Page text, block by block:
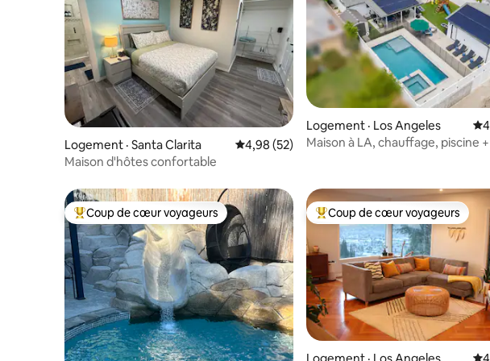
Logement · Santa Clarita Note moyenne de 4,98 sur 5, 52
4,98 (52)
Maison d'hôtes confortable
Logement · Los Angeles
Maison à LA, chauffage, piscine +
Coup de cœur voyageurs parmi les plus aimés
Coup de cœur voyageurs Coup de cœur voyageurs parmi
Coup de cœur voyageurs